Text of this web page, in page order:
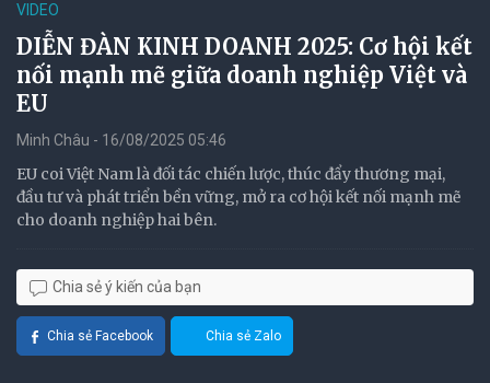
VIDEO
DIỄN ĐÀN KINH DOANH 2025: Cơ hội kết
nối mạnh mẽ giữa doanh nghiệp Việt và
EU
Minh Châu - 16/08/2025 05:46
EU coi Việt Nam là đối tác chiến lược, thúc đẩy thương mại,
đầu tư và phát triển bền vững, mở ra cơ hội kết nối mạnh mẽ
cho doanh nghiệp hai bên.
Chia sẻ ý kiến của bạn
Chia sẻ Facebook Chia sẻ Zalo